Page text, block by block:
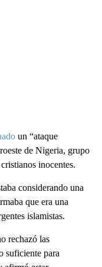
un “ataque
de Nigeria, grupo
inocentes.
considerando una
que era una
islamistas.
rechazó las
suficiente para